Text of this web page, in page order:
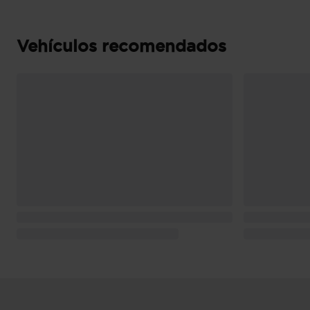
máximo remolcable con freno) ( medición:
Vehículos recomendados